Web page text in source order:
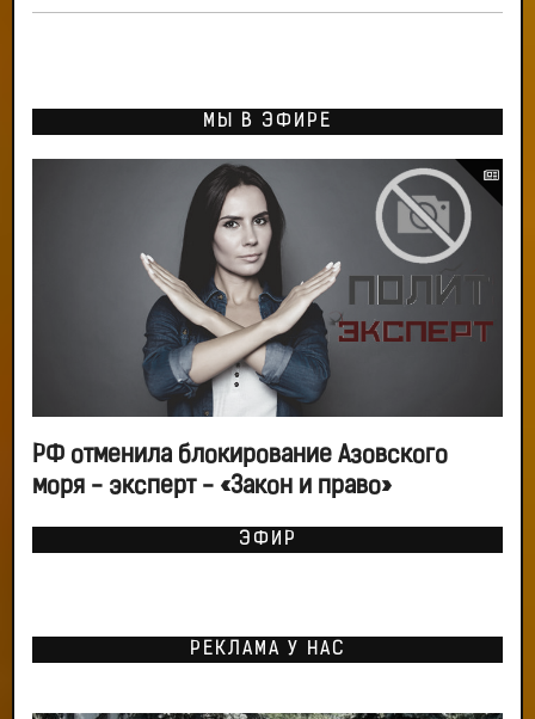
МЫ В ЭФИРЕ
РФ отменила блокирование Азовского
моря - эксперт - «Закон и право»
ЭФИР
РЕКЛАМА У НАС